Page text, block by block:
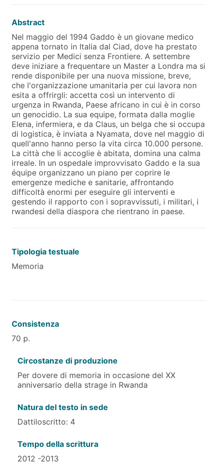
Abstract
Nel maggio del 1994 Gaddo è un giovane medico
appena tornato in Italia dal Ciad, dove ha prestato
servizio per Medici senza Frontiere. A settembre
deve iniziare a frequentare un Master a Londra ma si
rende disponibile per una nuova missione, breve,
che l'organizzazione umanitaria per cui lavora non
esita a offrirgli: accetta così un intervento di
urgenza in Rwanda, Paese africano in cui è in corso
un genocidio. La sua equipe, formata dalla moglie
Elena, infermiera, e da Claus, un belga che si occupa
di logistica, è inviata a Nyamata, dove nel maggio di
quell'anno hanno perso la vita circa 10.000 persone.
La città che li accoglie è abitata, domina una calma
irreale. In un ospedale improvvisato Gaddo e la sua
équipe organizzano un piano per coprire le
emergenze mediche e sanitarie, affrontando
difficoltà enormi per eseguire gli interventi e
gestendo il rapporto con i sopravvissuti, i militari, i
rwandesi della diaspora che rientrano in paese.
Tipologia testuale
Memoria
Consistenza
70 p.
Circostanze di produzione
Per dovere di memoria in occasione del XX
anniversario della strage in Rwanda
Natura del testo in sede
Dattiloscritto: 4
Tempo della scrittura
2012 -2013